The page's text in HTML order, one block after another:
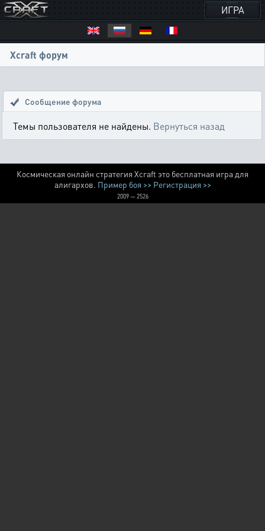
ИГРА
Xcraft форум
Сообщение форума
Темы пользователя не найдены. Вернуться назад
Космическая онлайн стратегия Xcraft это бесплатная игра для
алигархов. Пример боя >> Регистрация >>
2009 — 2526